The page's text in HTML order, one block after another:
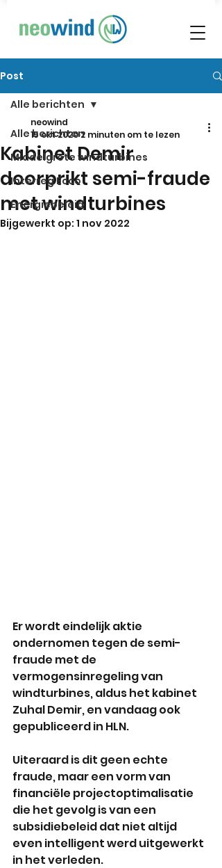
Post
Alle berichten
Middelgrote windturbines
Interreg Ecco
Energiebeleid
Alle berichten
Kabinet Demir
doorprikt semi-fraude
met windturbines
neowind
15 okt 20202 minuten om te lezen
Bijgewerkt op: 1 nov 2022
Er wordt eindelijk aktie
ondernomen tegen de semi-
fraude met de
vermogensinregeling van
windturbines, aldus het kabinet
Zuhal Demir, en vandaag ook
gepubliceerd in HLN.
Uiteraard is dit geen echte
fraude, maar een vorm van
financiële projectoptimalisatie
die het gevolg is van een
subsidiebeleid dat niet altijd
even intelligent werd uitgewerkt
in het verleden.